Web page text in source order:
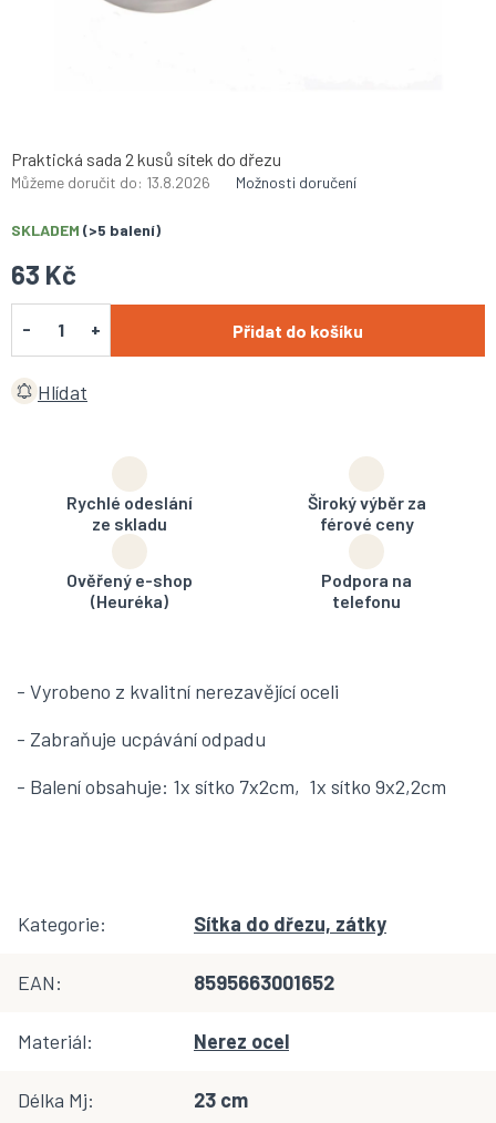
63 Kč
SKLADEM (>5 balení)
Můžeme doručit do: 13.8.2026 Možnosti doručení
Přidat do košíku
Praktická sada 2 kusů sítek do dřezu
Hlídat
Rychlé odeslání
ze skladu
Široký výběr za
férové ceny
Ověřený e-shop
(Heuréka)
Podpora na
telefonu
- Vyrobeno z kvalitní nerezavějící oceli
- Zabraňuje ucpávání odpadu
- Balení obsahuje: 1x sítko 7x2cm, 1x sítko 9x2,2cm
Kategorie: Sítka do dřezu, zátky
EAN: 8595663001652
Materiál: Nerez ocel
Délka Mj: 23 cm